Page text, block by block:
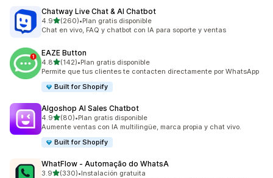
Chatway Live Chat & AI Chatbot
4.9de 5 estrellas
(260)
260 reseñas en total
•Plan gratis disponible
Chat en vivo, FAQ y chatbot con IA para soporte y ventas
EAZE Button
4.8de 5 estrellas
(142)
142 reseñas en total
•Plan gratis disponible
Permite que tus clientes te contacten directamente por WhatsApp
Built for Shopify
Algoshop AI Sales Chatbot
4.9de 5 estrellas
(80)
80 reseñas en total
•Plan gratis disponible
Aumente ventas con IA multilingüe, marca propia y chat vivo.
Built for Shopify
WhatFlow ‑ Automação do WhatsA
3.9de 5 estrellas
(330)•Instalación gratuita